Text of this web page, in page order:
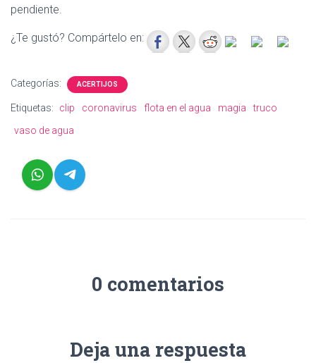
pendiente.
¿Te gustó? Compártelo en:
Categorías: ACERTIJOS
Etiquetas: clip coronavirus flota en el agua magia
truco
vaso de agua
0 comentarios
Deja una respuesta